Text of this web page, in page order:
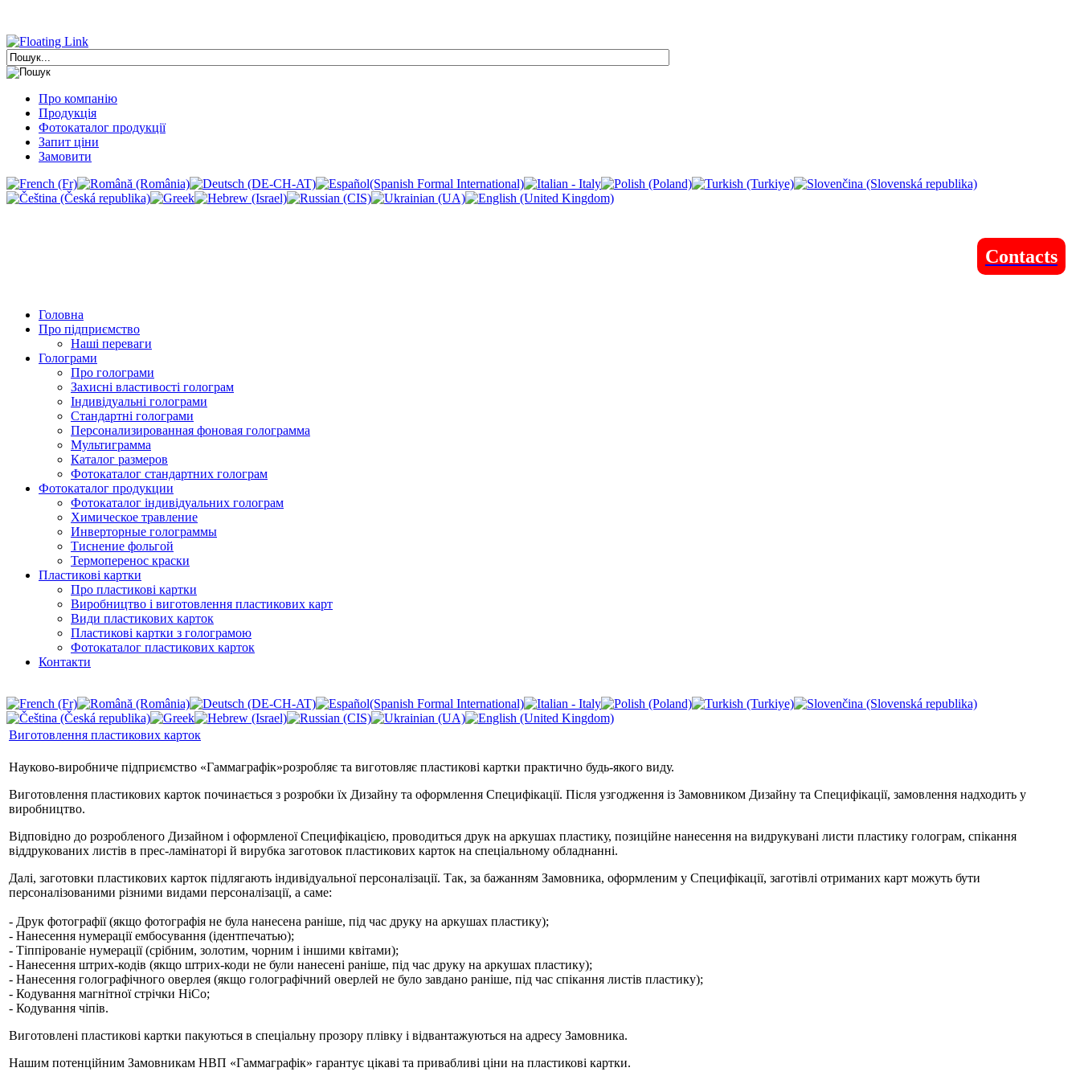
Про компанію
Продукція
Фотокаталог продукції
Запит ціни
Замовити
Contacts
Головна
Про підприємство
Наші переваги
Голограми
Про голограми
Захисні властивості голограм
Індивідуальні голограми
Стандартні голограми
Персонализированная фоновая голограмма
Мультиграмма
Каталог размеров
Фотокаталог стандартних голограм
Фотокаталог продукции
Фотокаталог індивідуальних голограм
Химическое травление
Инверторные голограммы
Тиснение фольгой
Термоперенос краски
Пластикові картки
Про пластикові картки
Виробництво і виготовлення пластикових карт
Види пластикових карток
Пластикові картки з голограмою
Фотокаталог пластикових карток
Контакти
Виготовлення пластикових карток
Науково-виробниче підприємство «Гаммаграфік»розробляє та виготовляє пластикові картки практично будь-якого виду.
Виготовлення пластикових карток починається з розробки їх Дизайну та оформлення Специфікації. Після узгодження із Замовником Дизайну та Специфікації, замовлення надходить у
виробництво.
Відповідно до розробленого Дизайном і оформленої Специфікацією, проводиться друк на аркушах пластику, позиційне нанесення на видрукувані листи пластику голограм, спікання
віддрукованих листів в прес-ламінаторі й вирубка заготовок пластикових карток на спеціальному обладнанні.
Далі, заготовки пластикових карток підлягають індивідуальної персоналізації. Так, за бажанням Замовника, оформленим у Специфікації, заготівлі отриманих карт можуть бути
персоналізованими різними видами персоналізації, а саме:
- Друк фотографії (якщо фотографія не була нанесена раніше, під час друку на аркушах пластику);
- Нанесення нумерації ембосування (ідентпечатью);
- Тіппірованіе нумерації (срібним, золотим, чорним і іншими квітами);
- Нанесення штрих-кодів (якщо штрих-коди не були нанесені раніше, під час друку на аркушах пластику);
- Нанесення голографічного оверлея (якщо голографічний оверлей не було завдано раніше, під час спікання листів пластику);
- Кодування магнітної стрічки HiCo;
- Кодування чіпів.
Виготовлені пластикові картки пакуються в спеціальну прозору плівку і відвантажуються на адресу Замовника.
Нашим потенційним Замовникам НВП «Гаммаграфік» гарантує цікаві та привабливі ціни на пластикові картки.